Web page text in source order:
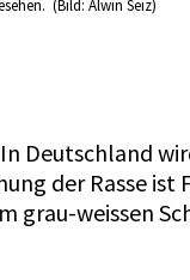
(Bild: Alwin Seiz)
der Rasse
grau-weissen